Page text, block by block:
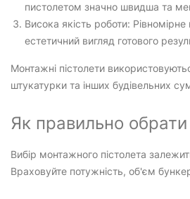
пистолетом значно швидша та
Висока якість роботи:
естетичний вигляд готового
Монтажні пістолети
штукатурки та інших будівельних
Як правильно
Вибір монтажного пістолета
Враховуйте потужність, об'єм